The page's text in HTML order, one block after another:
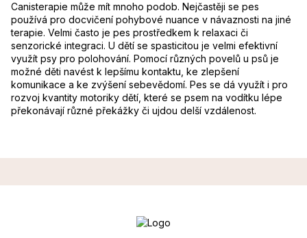
Canisterapie může mít mnoho podob. Nejčastěji se pes
používá pro docvičení pohybové nuance v návaznosti na jiné
terapie. Velmi často je pes prostředkem k relaxaci či
senzorické integraci. U dětí se spasticitou je velmi efektivní
využít psy pro polohování. Pomocí různých povelů u psů je
možné děti navést k lepšímu kontaktu, ke zlepšení
komunikace a ke zvýšení sebevědomí. Pes se dá využít i pro
rozvoj kvantity motoriky dětí, které se psem na vodítku lépe
překonávají různé překážky či ujdou delší vzdálenost.